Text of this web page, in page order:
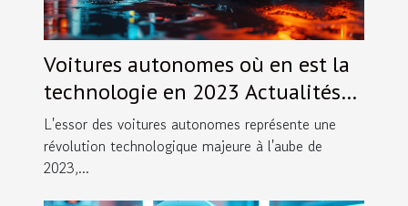
Voitures autonomes où en est la
technologie en 2023 Actualités
et perspectives d'évolution
L'essor des voitures autonomes représente une
révolution technologique majeure à l'aube de
2023,...